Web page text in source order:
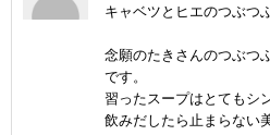
キャベツとヒエのつぶつ
念願のたきさんのつぶつ
です。
習ったスープはとてもシ
飲みだしたら止まらない